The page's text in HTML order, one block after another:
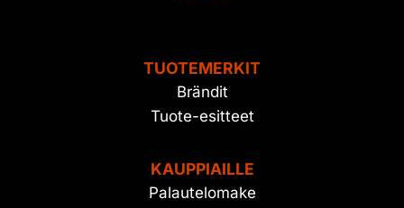
TUOTEMERKIT
Brändit
Tuote-esitteet
KAUPPIAILLE
Palautelomake